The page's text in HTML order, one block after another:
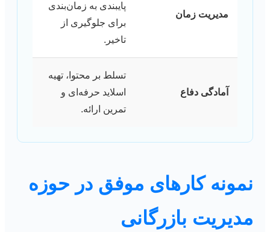
مدیریت زمان
پایبندی به زمان‌بندی
برای جلوگیری از
تاخیر.
آمادگی دفاع
تسلط بر محتوا، تهیه
اسلاید حرفه‌ای و
تمرین ارائه.
نمونه کارهای موفق در حوزه
مدیریت بازرگانی